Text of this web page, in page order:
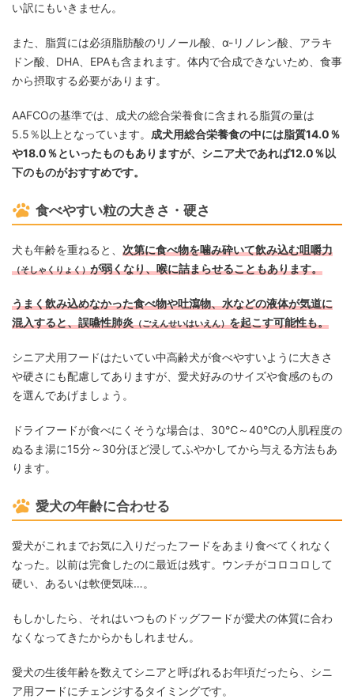
い訳にもいきません。
また、脂質には必須脂肪酸のリノール酸、α-リノレン酸、アラキ
ドン酸、DHA、EPAも含まれます。体内で合成できないため、食事
から摂取する必要があります。
AAFCOの基準では、成犬の総合栄養食に含まれる脂質の量は
5.5％以上となっています。 成犬用総合栄養食の中には脂質14.0％
や18.0％といったものもありますが、シニア犬であれば12.0％以
下のものがおすすめです。
食べやすい粒の大きさ・硬さ
犬も年齢を重ねると、 次第に食べ物を噛み砕いて飲み込む咀嚼力
（そしゃくりょく）が弱くなり、喉に詰まらせることもあります。
うまく飲み込めなかった食べ物や吐瀉物、水などの液体が気道に
混入すると、誤嚥性肺炎（ごえんせいはいえん）を起こす可能性も。
シニア犬用フードはたいてい中高齢犬が食べやすいように大きさ
や硬さにも配慮してありますが、愛犬好みのサイズや食感のもの
を選んであげましょう。
ドライフードが食べにくそうな場合は、30℃～40℃の人肌程度の
ぬるま湯に15分～30分ほど浸してふやかしてから与える方法もあ
ります。
愛犬の年齢に合わせる
愛犬がこれまでお気に入りだったフードをあまり食べてくれなく
なった。以前は完食したのに最近は残す。ウンチがコロコロして
硬い、あるいは軟便気味…。
もしかしたら、それはいつものドッグフードが愛犬の体質に合わ
なくなってきたからかもしれません。
愛犬の生後年齢を数えてシニアと呼ばれるお年頃だったら、シニ
ア用フードにチェンジするタイミングです。